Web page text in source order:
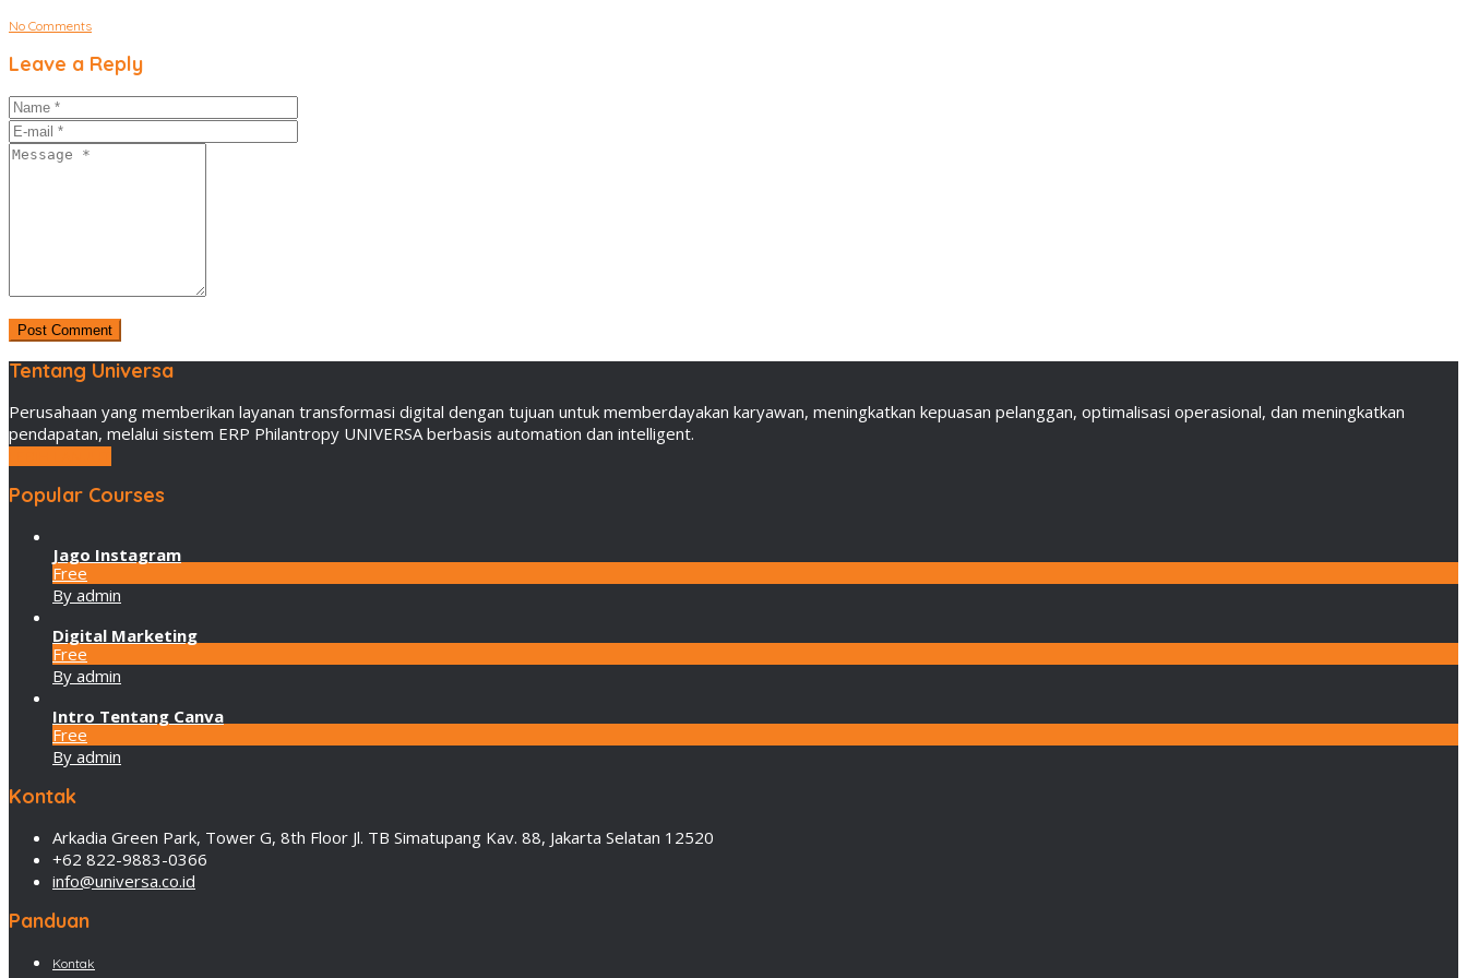
No Comments
Leave a Reply
Tentang Universa
Perusahaan yang memberikan layanan transformasi digital dengan tujuan untuk memberdayakan karyawan, meningkatkan kepuasan pelanggan, optimalisasi operasional, dan meningkatkan
pendapatan, melalui sistem ERP Philantropy UNIVERSA berbasis automation dan intelligent.
Popular Courses
Jago Instagram
Free
By admin
Digital Marketing
Free
By admin
Intro Tentang Canva
Free
By admin
Kontak
Arkadia Green Park, Tower G, 8th Floor Jl. TB Simatupang Kav. 88, Jakarta Selatan 12520
+62 822-9883-0366
info@universa.co.id
Panduan
Kontak